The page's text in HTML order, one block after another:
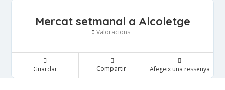
Mercat setmanal a Alcoletge
0 Valoracions
Guardar Compartir Afegeix una ressenya